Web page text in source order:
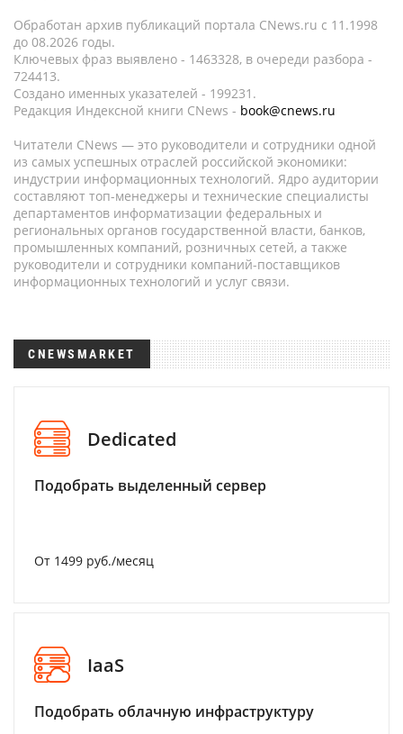
Обработан архив публикаций портала CNews.ru c 11.1998
до 08.2026 годы.
Ключевых фраз выявлено - 1463328, в очереди разбора -
724413.
Создано именных указателей - 199231.
Редакция Индексной книги CNews - book@cnews.ru
Читатели CNews — это руководители и сотрудники одной
из самых успешных отраслей российской экономики:
индустрии информационных технологий. Ядро аудитории
составляют топ-менеджеры и технические специалисты
департаментов информатизации федеральных и
региональных органов государственной власти, банков,
промышленных компаний, розничных сетей, а также
руководители и сотрудники компаний-поставщиков
информационных технологий и услуг связи.
CNEWSMARKET
Dedicated
Подобрать выделенный сервер
От 1499 руб./месяц
IaaS
Подобрать облачную инфраструктуру